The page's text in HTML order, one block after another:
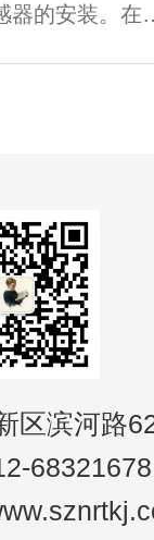
书规
器的安装。在
器的应用有一
区滨河路
68321678